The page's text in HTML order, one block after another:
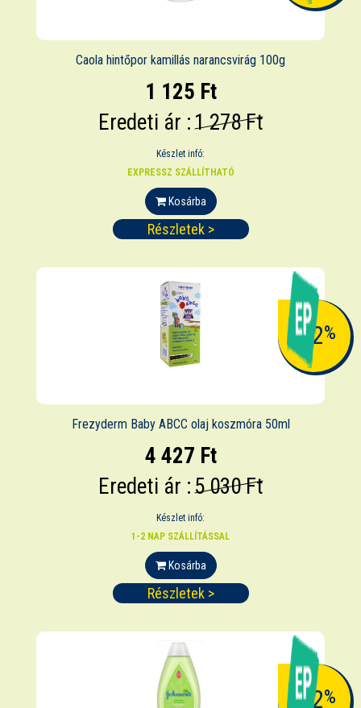
Caola hintőpor kamillás narancsvirág 100g
1 125 Ft
Eredeti ár :1 278 Ft
Készlet infó:
EXPRESSZ SZÁLLÍTHATÓ
Kosárba
Részletek >
-12%
Frezyderm Baby ABCC olaj koszmóra 50ml
4 427 Ft
Eredeti ár :5 030 Ft
Készlet infó:
1-2 NAP SZÁLLÍTÁSSAL
Kosárba
Részletek >
-12%